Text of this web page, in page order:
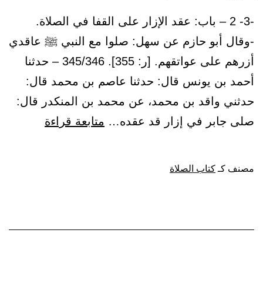
-3- 2 – باب: عقد الإزار على القفا في الصلاة.
-وقال أبو حازم عن سهل: صلوا مع النبي ﷺ عاقدي
أزرهم على عواتقهم. [ر: 355]. 345/346 – حدثنا
أحمد بن يونس قال: حدثنا عاصم بن محمد قال:
حدثني واقد بن محمد، عن محمد بن المنكدر قال:
صلى جابر في إزار قد عقده… متابعة قراءة
مصنف كـكتاب الصلاة